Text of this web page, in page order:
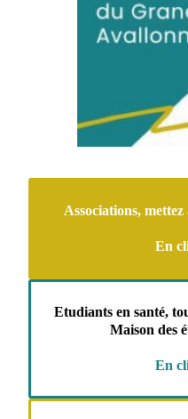
Associations,
En
Etudiants en santé,
Maison des
En